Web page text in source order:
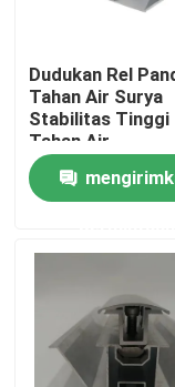
Produk
Video
Tur Pabrik
Dudukan Rel
Tahan Air Surya
Stabilitas Tinggi
Tahan Air